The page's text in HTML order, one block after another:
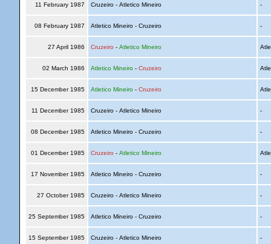
11 February 1987 Cruzeiro - Atletico Mineiro -
08 February 1987 Atletico Mineiro - Cruzeiro -
27 April 1986 Cruzeiro - Atletico Mineiro
02 March 1986 Atletico Mineiro- Cruzeiro
15 December 1985 Atletico Mineiro- Cruzeiro
11 December 1985 Cruzeiro - Atletico Mineiro -
08 December 1985 Atletico Mineiro - Cruzeiro -
01 December 1985 Cruzeiro - Atletico Mineiro
17 November 1985 Atletico Mineiro - Cruzeiro -
27 October 1985 Cruzeiro - Atletico Mineiro -
25 September 1985 Atletico Mineiro - Cruzeiro -
15 September 1985 Cruzeiro - Atletico Mineiro -